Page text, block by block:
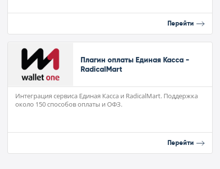
Перейти
Плагин оплаты Единая Касса -
RadicalMart
Интеграция сервиса Единая Касса и RadicalMart. Поддержка
около 150 способов оплаты и ОФЗ.
Перейти